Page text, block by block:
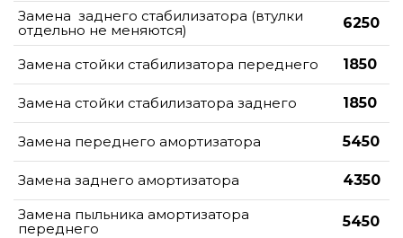
Замена заднего стабилизатора (втулки
отдельно не меняются)
6250
Замена стойки стабилизатора переднего 1850
Замена стойки стабилизатора заднего 1850
Замена переднего амортизатора 5450
Замена заднего амортизатора
4350
Замена пыльника амортизатора
переднего
5450